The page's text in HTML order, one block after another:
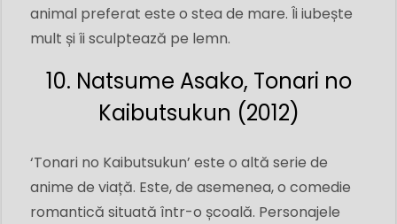
animal preferat este o stea de mare. Îi iubește
mult și îi sculptează pe lemn.
10. Natsume Asako, Tonari no
Kaibutsukun (2012)
‘Tonari no Kaibutsukun’ este o altă serie de
anime de viață. Este, de asemenea, o comedie
romantică situată într-o școală. Personajele